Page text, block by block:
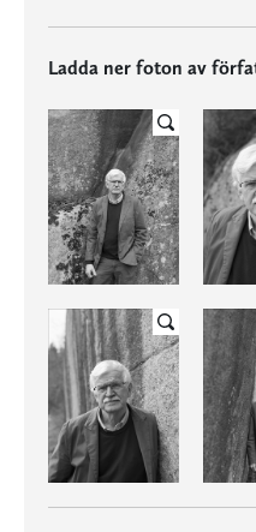
Ladda ner foton av